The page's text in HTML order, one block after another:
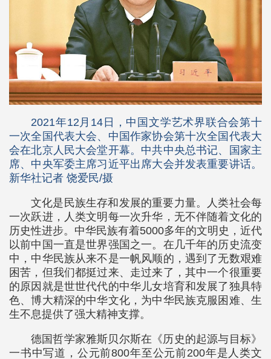
2021年12月14日，中国文学艺术界联合会第十
一次全国代表大会、中国作家协会第十次全国代表大
会在北京人民大会堂开幕。中共中央总书记、国家主
席、中央军委主席习近平出席大会并发表重要讲话。
新华社记者 饶爱民/摄
文化是民族生存和发展的重要力量。人类社会每
一次跃进，人类文明每一次升华，无不伴随着文化的
历史性进步。中华民族有着5000多年的文明史，近代
以前中国一直是世界强国之一。在几千年的历史流变
中，中华民族从来不是一帆风顺的，遇到了无数艰难
困苦，但我们都挺过来、走过来了，其中一个很重要
的原因就是世世代代的中华儿女培育和发展了独具特
色、博大精深的中华文化，为中华民族克服困难、生
生不息提供了强大精神支撑。
德国哲学家雅斯贝尔斯在《历史的起源与目标》
一书中写道，公元前800年至公元前200年是人类文